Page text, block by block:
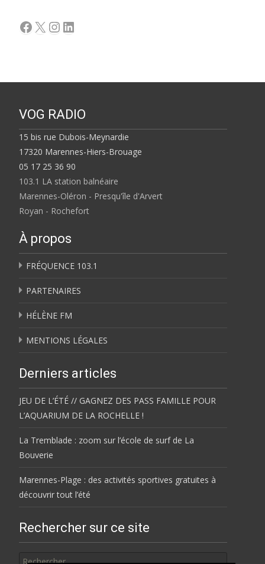
Facebook
X Instagram
LinkedIn
VOG RADIO
15 bis rue Dubois-Meynardie
17320 Marennes-Hiers-Brouage
05 17 25 36 90
103.1 LA station balnéaire
Marennes-Oléron - Presqu'île d'Arvert
Royan - Rochefort
À propos
FRÉQUENCE 103.1
PARTENAIRES
HÉLÈNE FM
MENTIONS LÉGALES
Derniers articles
JEU DE L’ÉTÉ // GAGNEZ DES PASS FAMILLE POUR
L’AQUARIUM DE LA ROCHELLE !
La Tremblade : zoom sur l’école de surf de La
Bouverie
Marennes-Plage : des activités sportives gratuites à
découvrir tout l’été
Rechercher sur ce site